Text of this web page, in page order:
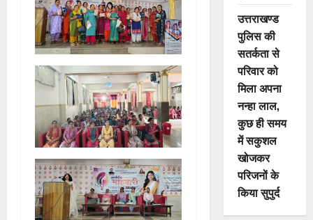
उत्तराखण्ड
पुलिस की
सतर्कता से
परिवार को
मिला अपना
नन्हा लाल,
कुछ ही समय
में सकुशल
खोजकर
परिजनों के
किया सुपुर्द